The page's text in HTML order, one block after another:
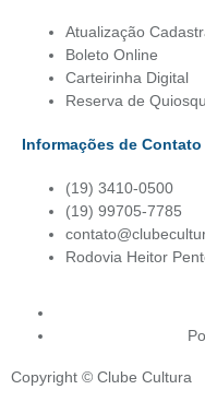
Atualização
Boleto Online
Carteirinha Digital
Reserva de
Informações de Contato
(19) 3410-0500
(19) 99705-7785
Rodovia Heitor
Copyright © Clube Cultura